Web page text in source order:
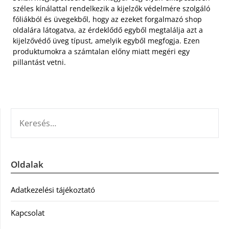
széles kínálattal rendelkezik a kijelzők védelmére szolgáló
fóliákból és üvegekből, hogy az ezeket forgalmazó shop
oldalára látogatva, az érdeklődő egyből megtalálja azt a
kijelzővédő üveg típust, amelyik egyből megfogja. Ezen
produktumokra a számtalan előny miatt megéri egy
pillantást vetni.
Oldalak
Adatkezelési tájékoztató
Kapcsolat